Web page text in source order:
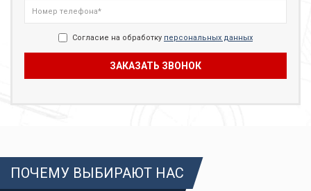
Согласие на обработку персональных данных
ПОЧЕМУ ВЫБИРАЮТ НАС